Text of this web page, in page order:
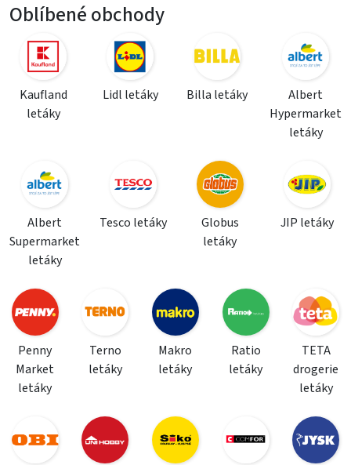
Oblíbené obchody
Kaufland
letáky
Lidl letáky Billa letáky
Albert
Hypermarket
letáky
Albert
Supermarket
letáky
Tesco letáky
Globus
letáky
JIP letáky
Penny
Market
letáky
Terno
letáky
Makro
letáky
Ratio
letáky
TETA
drogerie
letáky